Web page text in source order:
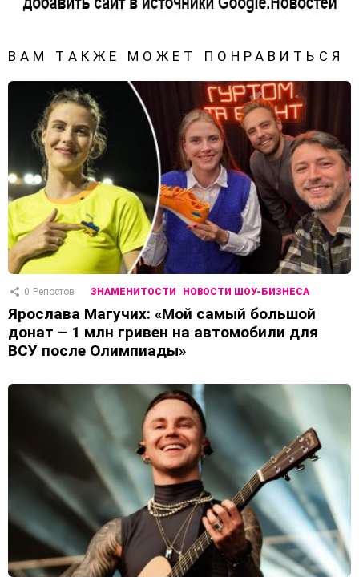
ВАМ ТАКЖЕ МОЖЕТ ПОНРАВИТЬСЯ
0 Репостов ЗНАМЕНИТОСТИ НОВОСТИ ШОУ-БИЗНЕСА
Ярослава Магучих: «Мой самый большой
донат – 1 млн гривен на автомобили для
ВСУ после Олимпиады»